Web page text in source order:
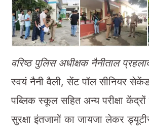
वरिष्ठ पुलिस अधीक्षक नैनीताल
स्वयं नैनी वैली, सेंट पॉल सीनियर
पब्लिक स्कूल सहित अन्य परीक्षा
सुरक्षा इंतजामों का जायजा लेकर